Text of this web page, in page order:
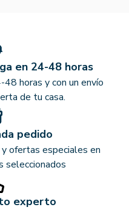
en 24-48 horas
horas y con un envío
de tu casa.
pedido
ofertas especiales en
seleccionados
experto